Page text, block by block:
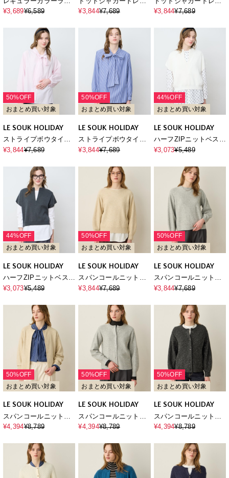
ストライプシャツ
¥3,689¥6,589
ヤードブラウス
¥3,844¥7,689
ヤードブラウス
¥3,844¥7,689
50%OFF
おまとめ買い対象
LE SOUK HOLIDAY
ストライプボウタイブ
ラウス
¥3,844¥7,689
50%OFF
おまとめ買い対象
LE SOUK HOLIDAY
ストライプボウタイブ
ラウス
¥3,844¥7,689
44%OFF
おまとめ買い対象
LE SOUK HOLIDAY
ハーフZIPニットベスト
【ハンドウォッシャブ
¥3,073¥5,489
44%OFF
おまとめ買い対象
LE SOUK HOLIDAY
ハーフZIPニットベスト
【ハンドウォッシャブ
¥3,073¥5,489
50%OFF
おまとめ買い対象
LE SOUK HOLIDAY
スパンコールニットプ
ルオーバー
¥3,844¥7,689
50%OFF
おまとめ買い対象
LE SOUK HOLIDAY
スパンコールニットプ
ルオーバー
¥3,844¥7,689
50%OFF
おまとめ買い対象
LE SOUK HOLIDAY
スパンコールニットカ
ーディガン
¥4,394¥8,789
50%OFF
おまとめ買い対象
LE SOUK HOLIDAY
スパンコールニットカ
ーディガン
¥4,394¥8,789
50%OFF
おまとめ買い対象
LE SOUK HOLIDAY
スパンコールニットカ
ーディガン
¥4,394¥8,789